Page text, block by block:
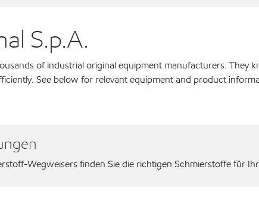
S.p.A.
of industrial original equipment manufacturers. They
See below for relevant equipment and product
Wegweisers finden Sie die richtigen Schmierstoffe für